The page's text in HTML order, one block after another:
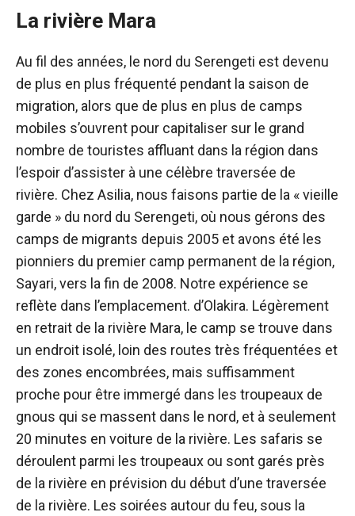
La rivière Mara
Au fil des années, le nord du Serengeti est devenu
de plus en plus fréquenté pendant la saison de
migration, alors que de plus en plus de camps
mobiles s’ouvrent pour capitaliser sur le grand
nombre de touristes affluant dans la région dans
l’espoir d’assister à une célèbre traversée de
rivière. Chez Asilia, nous faisons partie de la « vieille
garde » du nord du Serengeti, où nous gérons des
camps de migrants depuis 2005 et avons été les
pionniers du premier camp permanent de la région,
Sayari, vers la fin de 2008. Notre expérience se
reflète dans l’emplacement. d’Olakira. Légèrement
en retrait de la rivière Mara, le camp se trouve dans
un endroit isolé, loin des routes très fréquentées et
des zones encombrées, mais suffisamment
proche pour être immergé dans les troupeaux de
gnous qui se massent dans le nord, et à seulement
20 minutes en voiture de la rivière. Les safaris se
déroulent parmi les troupeaux ou sont garés près
de la rivière en prévision du début d’une traversée
de la rivière. Les soirées autour du feu, sous la